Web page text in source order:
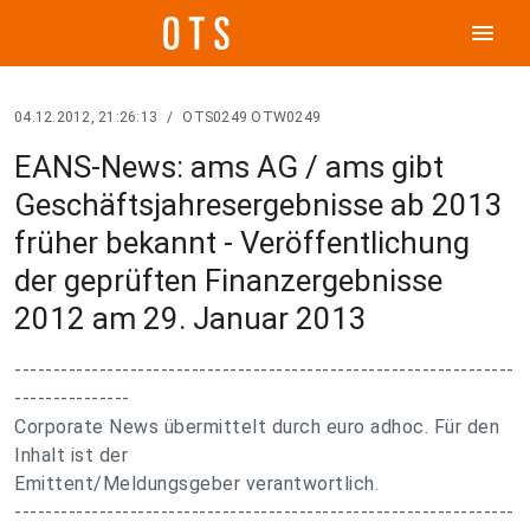
menu
04.12.2012, 21:26:13 / OTS0249 OTW0249
EANS-News: ams AG / ams gibt
Geschäftsjahresergebnisse ab 2013
früher bekannt - Veröffentlichung
der geprüften Finanzergebnisse
2012 am 29. Januar 2013
-----------------------------------------------------------------
---------------
Corporate News übermittelt durch euro adhoc. Für den
Inhalt ist der
Emittent/Meldungsgeber verantwortlich.
-----------------------------------------------------------------